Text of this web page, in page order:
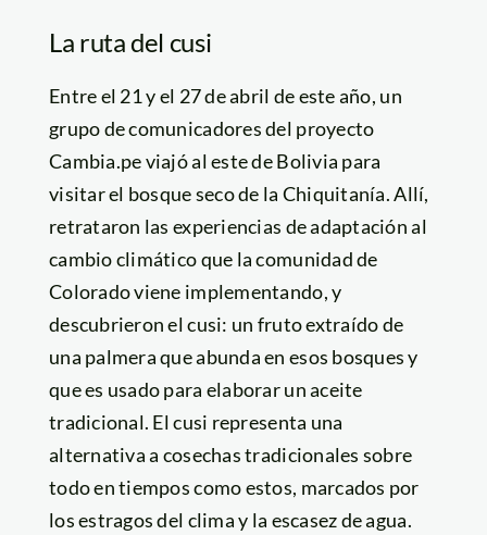
La ruta del cusi
Entre el 21 y el 27 de abril de este año, un
grupo de comunicadores del proyecto
Cambia.pe viajó al este de Bolivia para
visitar el bosque seco de la Chiquitanía. Allí,
retrataron las experiencias de adaptación al
cambio climático que la comunidad de
Colorado viene implementando, y
descubrieron el cusi: un fruto extraído de
una palmera que abunda en esos bosques y
que es usado para elaborar un aceite
tradicional. El cusi representa una
alternativa a cosechas tradicionales sobre
todo en tiempos como estos, marcados por
los estragos del clima y la escasez de agua.